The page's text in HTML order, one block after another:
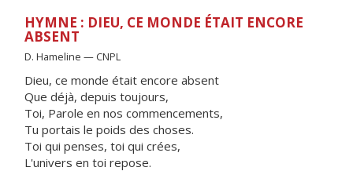
HYMNE : DIEU, CE MONDE ÉTAIT ENCORE
ABSENT
D. Hameline — CNPL
Dieu, ce monde était encore absent
Que déjà, depuis toujours,
Toi, Parole en nos commencements,
Tu portais le poids des choses.
Toi qui penses, toi qui crées,
L'univers en toi repose.